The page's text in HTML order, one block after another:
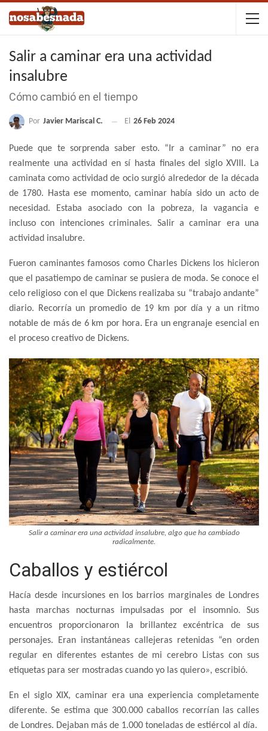
Salir a caminar era una actividad
insalubre
Cómo cambió en el tiempo
Por Javier Mariscal C. El 26 Feb 2024
Puede que te sorprenda saber esto. “Ir a caminar” no era
realmente una actividad en sí hasta finales del siglo XVIII. La
caminata como actividad de ocio surgió alrededor de la década
de 1780. Hasta ese momento, caminar había sido un acto de
necesidad. Estaba asociado con la pobreza, la vagancia e
incluso con intenciones criminales. Salir a caminar era una
actividad insalubre.
Fueron caminantes famosos como Charles Dickens los hicieron
que el pasatiempo de caminar se pusiera de moda. Se conoce el
celo religioso con el que Dickens realizaba su “trabajo andante”
diario. Recorría un promedio de 19 km por día y a un ritmo
notable de más de 6 km por hora. Era un engranaje esencial en
el proceso creativo de Dickens.
Salir a caminar era una actividad insalubre, algo que ha cambiado
radicalmente.
Caballos y estiércol
Hacía desde incursiones en los barrios marginales de Londres
hasta marchas nocturnas impulsadas por el insomnio. Sus
encuentros proporcionaron la brillantez excéntrica de sus
personajes. Eran instantáneas callejeras retenidas “en orden
regular en diferentes estantes de mi cerebro Listas con sus
etiquetas para ser mostradas cuando yo las quiero», escribió.
En el siglo XIX, caminar era una experiencia completamente
diferente. Se estima que 300.000 caballos recorrían las calles
de Londres. Dejaban más de 1.000 toneladas de estiércol al día.